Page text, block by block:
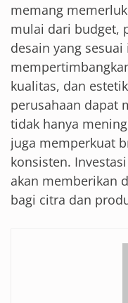
memang
mulai dari budget,
desain yang
kualitas, dan
perusahaan dapat
tidak hanya
juga memperkuat
konsisten.
akan memberikan
bagi citra dan